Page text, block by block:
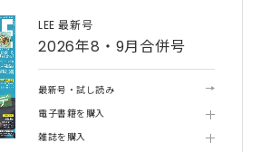
LEE 最新号
2026年8・9月合併号
最新号・試し読み
電子書籍を購入
雑誌を購入